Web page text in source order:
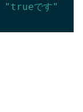
"trueです"